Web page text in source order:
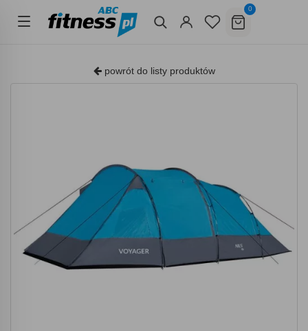
0
powrót do listy produktów